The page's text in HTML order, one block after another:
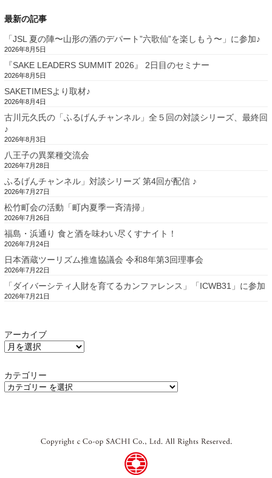
最新の記事
「JSL 夏の陣〜山形の酒のデパート”六歌仙”を楽しもう〜」に参加♪
2026年8月5日
『SAKE LEADERS SUMMIT 2026』 2日目のセミナー
2026年8月5日
SAKETIMESより取材♪
2026年8月4日
古川元久氏の「ふるげんチャンネル」全５回の対談シリーズ、最終回
♪
2026年8月3日
八王子の異業種交流会
2026年7月28日
ふるげんチャンネル」対談シリーズ 第4回が配信 ♪
2026年7月27日
松竹町会の活動「町内夏季一斉清掃」
2026年7月26日
福島・浜通り 食と酒を味わい尽くすナイト！
2026年7月24日
日本酒蔵ツーリズム推進協議会 令和8年第3回理事会
2026年7月22日
「ダイバーシティ人財を育てるカンファレンス」「ICWB31」に参加
2026年7月21日
アーカイブ
カテゴリー